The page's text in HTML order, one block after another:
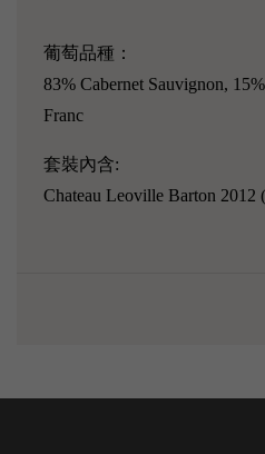
葡萄品種：
83% Cabernet Sauvignon,
Franc
套裝內含:
Chateau Leoville Barton 2012